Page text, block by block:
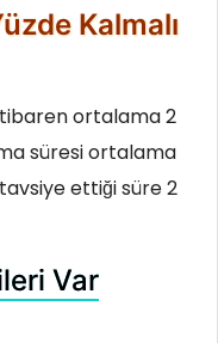
Kalmalı
ortalama 2
süresi ortalama
ettiği süre 2
Var